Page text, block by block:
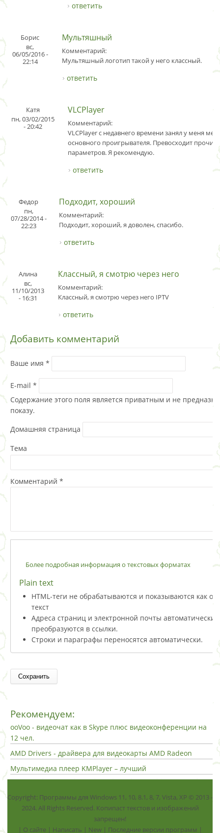
ответить
Борис
вс,
06/05/2016 -
22:14
Мультяшный
Комментарий:
Мультяшный логотип такой у него классный.
ответить
Катя
пн, 03/02/2015
- 20:42
VLCPlayer
Комментарий:
VLCPlayer с недавнего времени занял у меня
основного проигрывателя. Превосходит прочих
параметров. Я рекомендую.
ответить
Федор
пн,
07/28/2014 -
22:23
Подходит, хороший
Комментарий:
Подходит, хороший, я доволен, спасибо.
ответить
Алина
вс,
11/10/2013
- 16:31
Классный, я смотрю через него
Комментарий:
Классный, я смотрю через него IPTV
ответить
Добавить комментарий
Ваше имя *
E-mail *
Содержание этого поля является приватным и не
показу.
Домашняя страница
Тема
Комментарий *
Более подробная информация о текстовых форматах
Plain text
HTML-теги не обрабатываются и показываются как
текст
Адреса страниц и электронной почты автоматически
преобразуются в ссылки.
Строки и параграфы переносятся автоматически.
Рекомендуем:
ooVoo - видеочат как в Skype плюс видеоконференции на
12 чел.
AMD Drivers - драйвера для видеокарты AMD Radeon
Мультимедиа плеер KMPlayer – лучший
Copyright: Программы для Windows 11, 10, 8.1, 8, 7, Vista, ХР © 2013 -
2024. All Rights Reserved. Копипаст текстов и изображений
запрещен!
| О сайте| Написать | New| Последние версии программ |